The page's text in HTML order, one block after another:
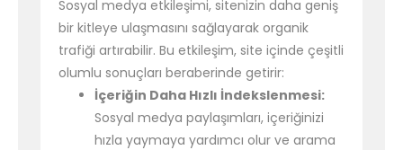
Sosyal medya etkileşimi, sitenizin daha geniş
bir kitleye ulaşmasını sağlayarak organik
trafiği artırabilir. Bu etkileşim, site içinde çeşitli
olumlu sonuçları beraberinde getirir:
İçeriğin Daha Hızlı İndekslenmesi:
Sosyal medya paylaşımları, içeriğinizi
hızla yaymaya yardımcı olur ve arama